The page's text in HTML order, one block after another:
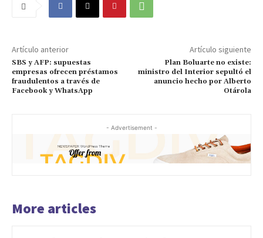
Artículo anterior
SBS y AFP: supuestas
empresas ofrecen préstamos
fraudulentos a través de
Facebook y WhatsApp
Artículo siguiente
Plan Boluarte no existe:
ministro del Interior sepultó el
anuncio hecho por Alberto
Otárola
- Advertisement -
More articles